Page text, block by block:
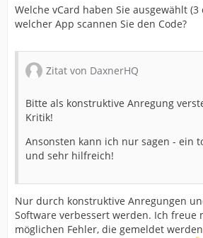
Welche vCard haben Sie ausgewählt
welcher App scannen Sie den Code?
Zitat von DaxnerHQ
Bitte als konstruktive Anregung
Kritik!
Ansonsten kann ich nur sagen - ein
und sehr hilfreich!
Nur durch konstruktive Anregungen
Software verbessert werden. Ich freue
möglichen Fehler, die gemeldet